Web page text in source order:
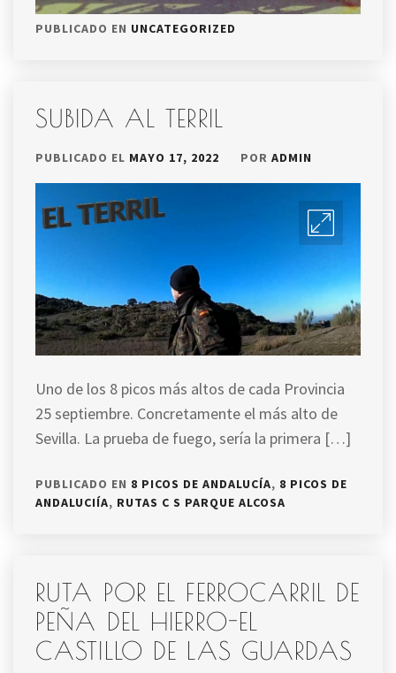
PUBLICADO EN UNCATEGORIZED
SUBIDA AL TERRIL
PUBLICADO EL MAYO 17, 2022 POR ADMIN
Uno de los 8 picos más altos de cada Provincia
25 septiembre. Concretamente el más alto de
Sevilla. La prueba de fuego, sería la primera […]
PUBLICADO EN 8 PICOS DE ANDALUCÍA, 8 PICOS DE
ANDALUCIÍA, RUTAS C S PARQUE ALCOSA
RUTA POR EL FERROCARRIL DE
PEÑA DEL HIERRO-EL
CASTILLO DE LAS GUARDAS